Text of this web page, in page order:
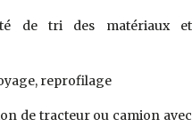
de tri des matériaux et
reprofilage
de tracteur ou camion avec